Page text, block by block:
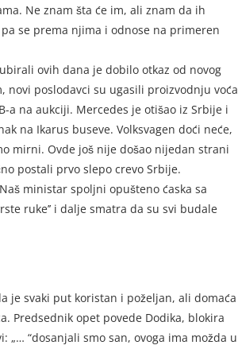
Ne znam šta će im, ali znam da ih
se prema njima i odnose na primeren
ovih dana je dobilo otkaz od novog
novi poslodavci su ugasili proizvodnju voća
a na aukciji. Mercedes je otišao iz Srbije i
na Ikarus buseve. Volksvagen doći neće,
mirni. Ovde još nije došao nijedan strani
postali prvo slepo crevo Srbije.
ministar spoljni opušteno ćaska sa
ruke’’ i dalje smatra da su svi budale
je svaki put koristan i poželjan, ali domaća
Predsednik opet povede Dodika, blokira
„… “dosanjali smo san, ovoga ima možda u